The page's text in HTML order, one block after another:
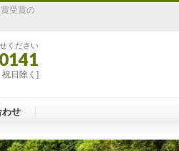
受賞の
ください
日除く]
わせ